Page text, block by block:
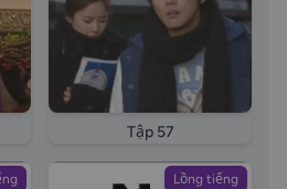
Tập 57
Lồng tiếng